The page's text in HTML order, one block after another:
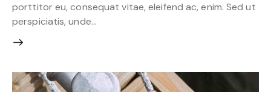
porttitor eu, consequat vitae, eleifend ac, enim. Sed ut
perspiciatis, unde…